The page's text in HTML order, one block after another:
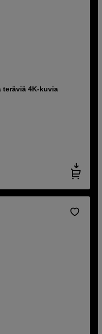
teräviä 4K-kuvia